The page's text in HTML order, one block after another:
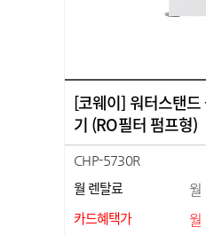
[코웨이] 워터스탠
기 (RO필터 펌프형)
CHP-5730R
월 렌탈료 월
카드혜택가 월